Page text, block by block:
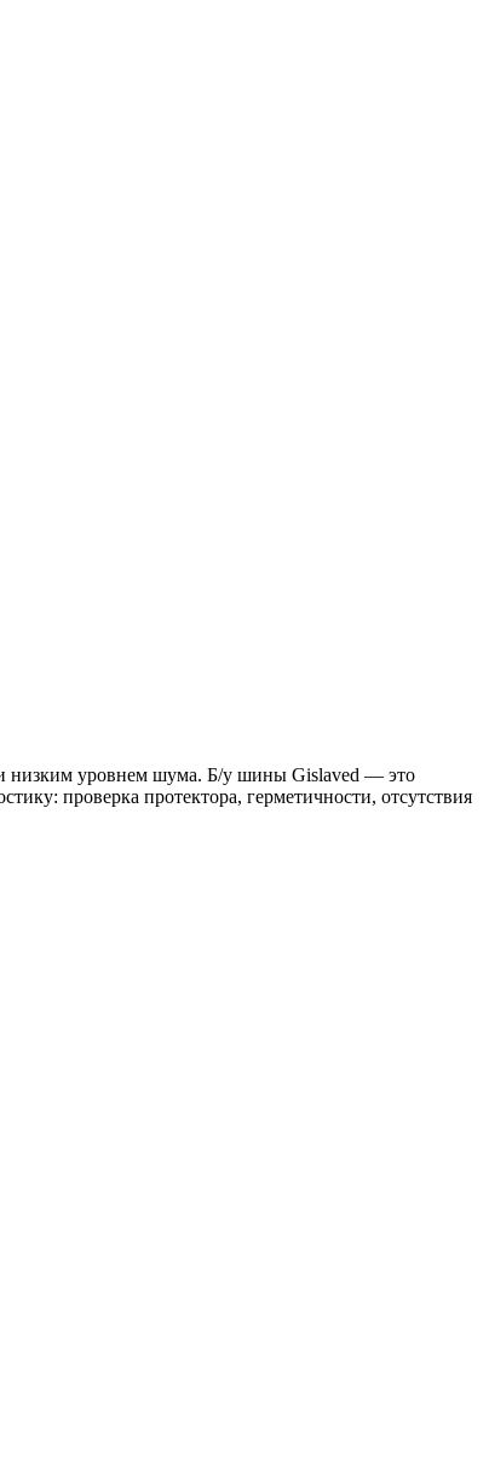
низким уровнем шума. Б/у шины Gislaved — это
проверка протектора, герметичности, отсутствия